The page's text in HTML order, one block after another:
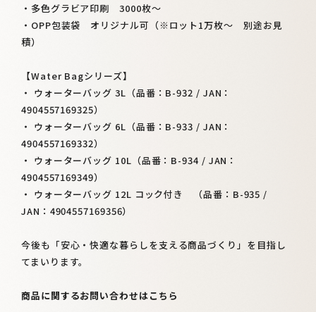
・多色グラビア印刷 3000枚～
・OPP包装袋 オリジナル可（※ロット1万枚～ 別途お見
積）
【Water Bagシリーズ】
・ ウォーターバッグ 3L（品番：B-932 / JAN：
4904557169325）
・ ウォーターバッグ 6L（品番：B-933 / JAN：
4904557169332）
・ ウォーターバッグ 10L（品番：B-934 / JAN：
4904557169349）
・ ウォーターバッグ 12L コック付き （品番：B-935 /
JAN：4904557169356）
今後も「安心・快適な暮らしを支える商品づくり」を目指し
てまいります。
商品に関するお問い合わせはこちら